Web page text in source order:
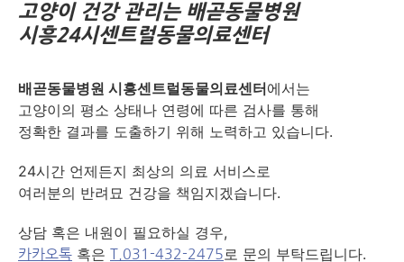
고양이 건강 관리는 배곧동물병원
시흥24시센트럴동물의료센터
배곧동물병원 시흥센트럴동물의료센터에서는
고양이의 평소 상태나 연령에 따른 검사를 통해
정확한 결과를 도출하기 위해 노력하고 있습니다.
​24시간 언제든지 최상의 의료 서비스로
여러분의 반려묘 건강을 책임지겠습니다.
​상담 혹은 내원이 필요하실 경우,
카카오톡 혹은 T.031-432-2475 로 문의 부탁드립니다.